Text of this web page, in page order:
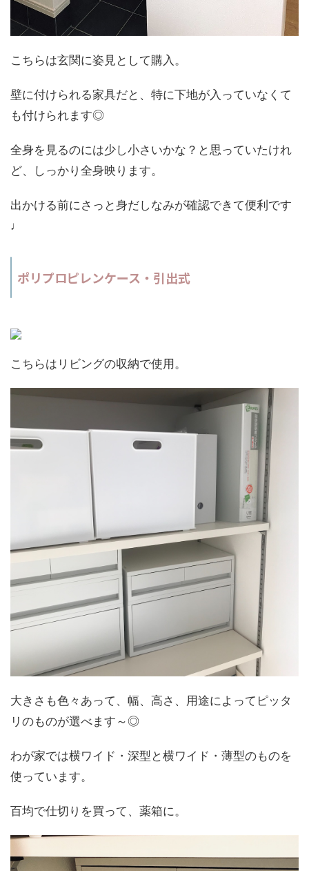
こちらは玄関に姿見として購入。
壁に付けられる家具だと、特に下地が入っていなくて
も付けられます◎
全身を見るのには少し小さいかな？と思っていたけれ
ど、しっかり全身映ります。
出かける前にさっと身だしなみが確認できて便利です
♩
ポリプロピレンケース・引出式
こちらはリビングの収納で使用。
大きさも色々あって、幅、高さ、用途によってピッタ
リのものが選べます～◎
わが家では横ワイド・深型と横ワイド・薄型のものを
使っています。
百均で仕切りを買って、薬箱に。